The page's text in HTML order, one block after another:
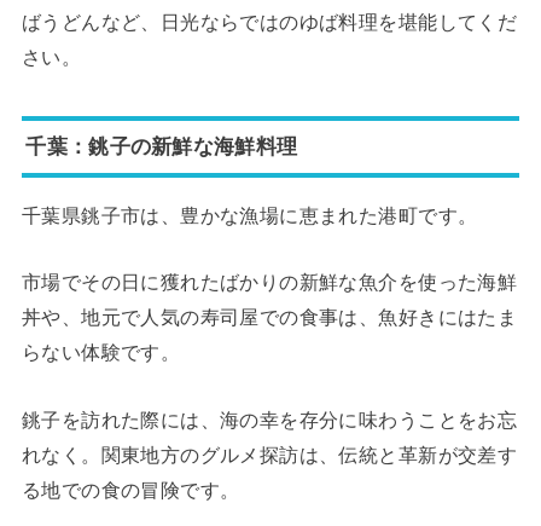
ばうどんなど、日光ならではのゆば料理を堪能してくだ
さい。
千葉：銚子の新鮮な海鮮料理
千葉県銚子市は、豊かな漁場に恵まれた港町です。
市場でその日に獲れたばかりの新鮮な魚介を使った海鮮
丼や、地元で人気の寿司屋での食事は、魚好きにはたま
らない体験です。
銚子を訪れた際には、海の幸を存分に味わうことをお忘
れなく。関東地方のグルメ探訪は、伝統と革新が交差す
る地での食の冒険です。